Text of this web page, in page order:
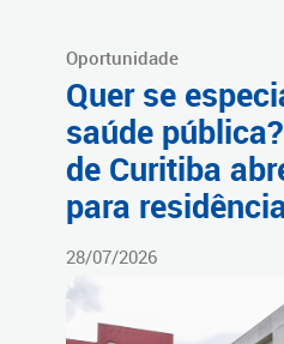
Oportunidade
Quer se
saúde
de Curitiba
para
28/07/2026